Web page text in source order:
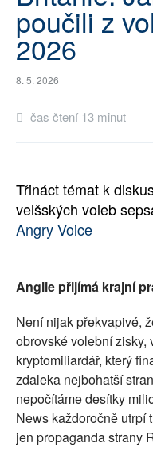
SOCIÁLNÍ SÍTĚ
RUBRIKY
poučili z
2026
8. 5. 2026
čas čtení 13 minut
Třináct témat k
velšských voleb
Angry Voice
Anglie přijímá krajní
Není nijak překvapivé,
obrovské volební zisky,
kryptomiliardář, který
zdaleka nejbohatší
nepočítáme desítky
News každoročně utrpí
jen propaganda strany